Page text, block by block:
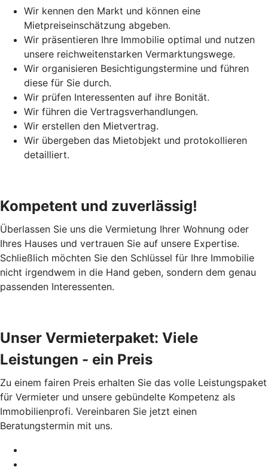
Wir kennen den Markt und können eine
Mietpreiseinschätzung abgeben.
Wir präsentieren Ihre Immobilie optimal und nutzen
unsere reichweitenstarken Vermarktungswege.
Wir organisieren Besichtigungstermine und führen
diese für Sie durch.
Wir prüfen Interessenten auf ihre Bonität.
Wir führen die Vertragsverhandlungen.
Wir erstellen den Mietvertrag.
Wir übergeben das Mietobjekt und protokollieren
detailliert.
Kompetent und zuverlässig!
Überlassen Sie uns die Vermietung Ihrer Wohnung oder
Ihres Hauses und vertrauen Sie auf unsere Expertise.
Schließlich möchten Sie den Schlüssel für Ihre Immobilie
nicht irgendwem in die Hand geben, sondern dem genau
passenden Interessenten.
Unser Vermieterpaket: Viele
Leistungen - ein Preis
Zu einem fairen Preis erhalten Sie das volle Leistungspaket
für Vermieter und unsere gebündelte Kompetenz als
Immobilienprofi. Vereinbaren Sie jetzt einen
Beratungstermin mit uns.